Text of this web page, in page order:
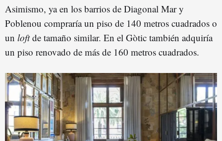
Asimismo, ya en los barrios de Diagonal Mar y
Poblenou compraría un piso de 140 metros cuadrados o
un loftde tamaño similar. En el Gòtic también adquiría
un piso renovado de más de 160 metros cuadrados.